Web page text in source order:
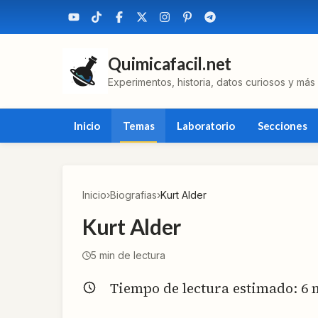
Quimicafacil.net
Experimentos, historia, datos curiosos y más
Inicio Temas Laboratorio Secciones
Inicio›Biografias›Kurt Alder
Kurt Alder
5 min de lectura
Tiempo de lectura estimado: 6